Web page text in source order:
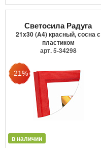
Светосила Радуга
21x30 (A4) красный, сосна с
пластиком
арт. 5-34298
в наличии